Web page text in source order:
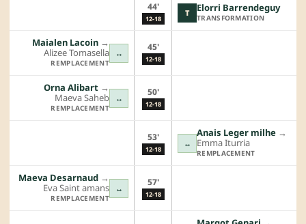
44'
12-18
T Elorri Barrendeguy
TRANSFORMATION
↔
Maialen Lacoin →︎
Alizee Tomasella
REMPLACEMENT
45'
12-18
↔
Orna Alibart →︎
Maeva Saheb
REMPLACEMENT
50'
12-18
53'
12-18
↔
Anais Leger milhe →︎
Emma Iturria
REMPLACEMENT
↔
Maeva Desarnaud →︎
Eva Saint amans
REMPLACEMENT
57'
12-18